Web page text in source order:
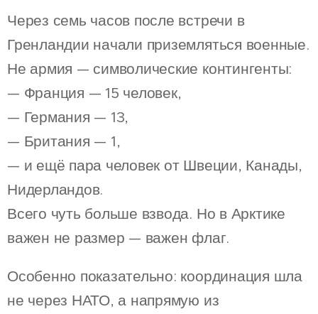
Через семь часов после встречи в
Гренландии начали приземляться военные.
Не армия — символические контингенты:
— Франция — 15 человек,
— Германия — 13,
— Британия — 1,
— и ещё пара человек от Швеции, Канады,
Нидерландов.
Всего чуть больше взвода. Но в Арктике
важен не размер — важен флаг.
Особенно показательно: координация шла
не через НАТО, а напрямую из